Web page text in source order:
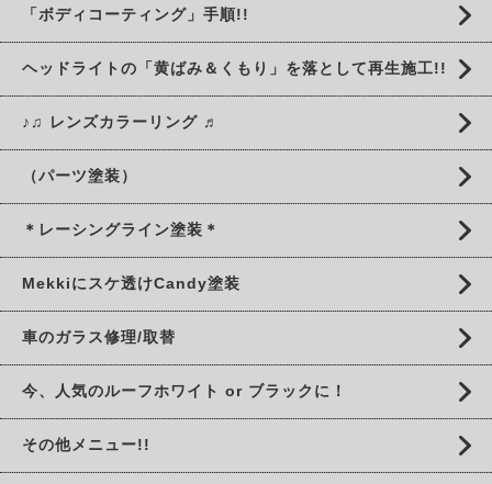
「ボディコーティング」手順!!
ヘッドライトの「黄ばみ＆くもり」を落として再生施工!!
♪♫ レンズカラーリング ♬
（パーツ塗装）
＊レーシングライン塗装＊
Mekkiにスケ透けCandy塗装
車のガラス修理/取替
今、人気のルーフホワイト or ブラックに！
その他メニュー!!